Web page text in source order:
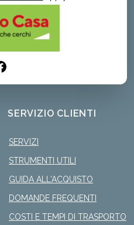
SERVIZIO CLIENTI
SERVIZI
STRUMENTI UTILI
GUIDA ALL'ACQUISTO
DOMANDE FREQUENTI
COSTI E TEMPI DI TRASPORTO